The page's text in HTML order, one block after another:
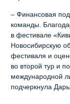
– Финансовая
команды.
в фестивале
Новосибирскую
фестиваля и
во второй тур и
международной
подчеркнула